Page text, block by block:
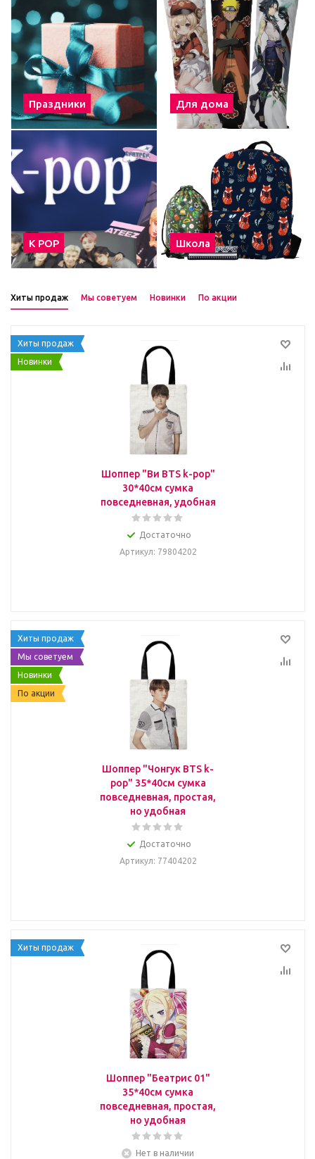
Праздники Для дома
К POP Школа
Хиты продаж Мы советуем Новинки По акции
Хиты продаж
Новинки
Шоппер "Ви BTS k-pop"
30*40см сумка
повседневная, удобная
Достаточно
Артикул: 79804202
Хиты продаж
Мы советуем
Новинки
По акции
Шоппер "Чонгук BTS k-
pop" 35*40см сумка
повседневная, простая,
но удобная
Достаточно
Артикул: 77404202
Хиты продаж
Шоппер "Беатрис 01"
35*40см сумка
повседневная, простая,
но удобная
Нет в наличии